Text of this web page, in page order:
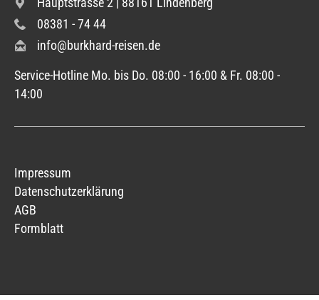
08381 - 74 44
info@burkhard-reisen.de
Service-Hotline Mo. bis Do. 08:00 - 16:00 & Fr. 08:00 -
14:00
Impressum
Datenschutzerklärung
AGB
Formblatt